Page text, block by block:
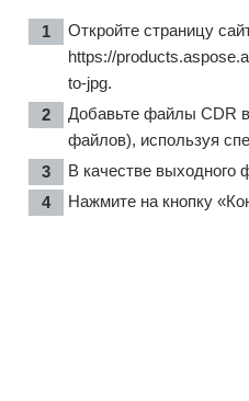
Откройте страницу
https://
to-jpg.
Добавьте файлы CDR
файлов), используя
В качестве выходного
Нажмите на кнопку